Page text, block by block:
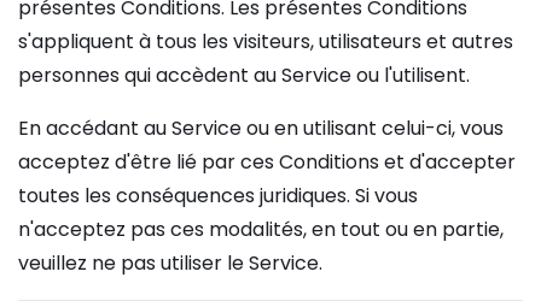
présentes Conditions. Les présentes Conditions
s'appliquent à tous les visiteurs, utilisateurs et autres
personnes qui accèdent au Service ou l'utilisent.
En accédant au Service ou en utilisant celui-ci, vous
acceptez d'être lié par ces Conditions et d'accepter
toutes les conséquences juridiques. Si vous
n'acceptez pas ces modalités, en tout ou en partie,
veuillez ne pas utiliser le Service.